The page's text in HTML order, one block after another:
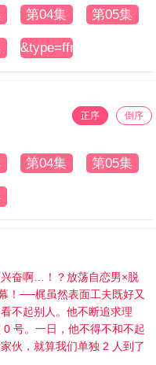
第04集 第05集
&type=ffm3u8
正序 倒序
第04集 第05集
奋啊…！？放荡自恋男×脱
！──梶虽然表面工夫既好又
不起别人。他不断追求理
号。一日，他不得不和不起
伙，就算我们单独 2 人到了